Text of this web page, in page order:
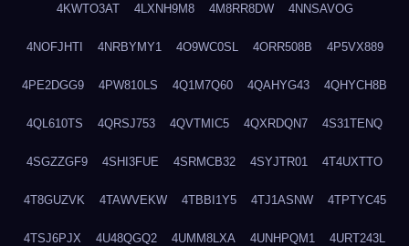
4KWTO3AT 4LXNH9M8 4M8RR8DW 4NNSAVOG
4NOFJHTI 4NRBYMY1 4O9WC0SL 4ORR508B 4P5VX889
4PE2DGG9 4PW810LS 4Q1M7Q60 4QAHYG43 4QHYCH8B
4QL610TS 4QRSJ753 4QVTMIC5 4QXRDQN7 4S31TENQ
4SGZZGF9 4SHI3FUE 4SRMCB32 4SYJTR01 4T4UXTTO
4T8GUZVK 4TAWVEKW 4TBBI1Y5 4TJ1ASNW 4TPTYC45
4TSJ6PJX 4U48QGQ2 4UMM8LXA 4UNHPQM1 4URT243L